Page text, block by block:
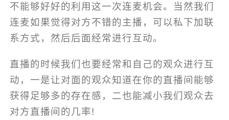
不能够好好的利用这一次连麦机会。当然我们
连麦如果觉得对方不错的主播，可以私下加联
系方式，然后后面经常进行互动。
直播的时候我们也要经常和自己的观众进行互
动，一是让对面的观众知道在你的直播间能够
获得足够多的存在感，二也能减小我们观众去
对方直播间的几率!